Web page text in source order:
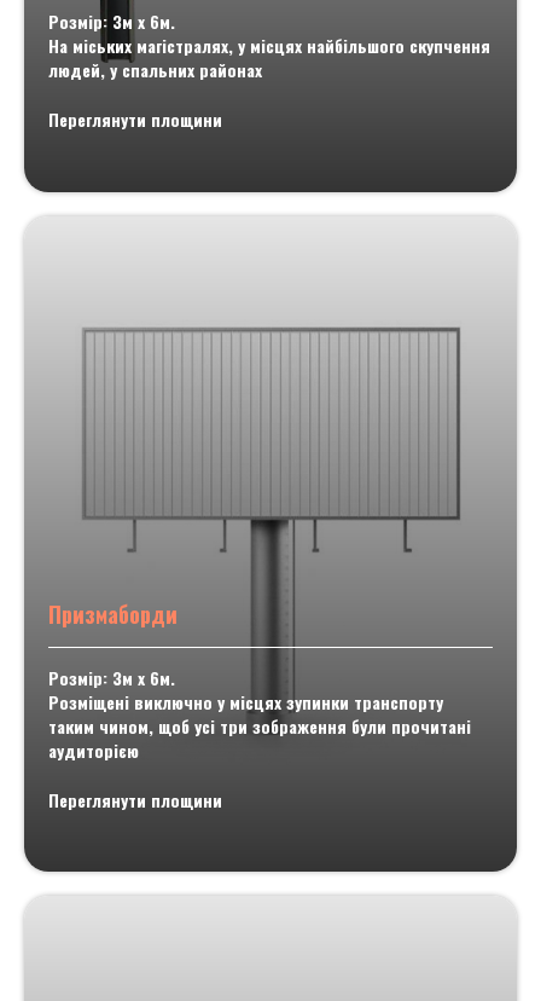
Розмір: 3м х 6м.
На міських магістралях, у місцях найбільшого скупчення
людей, у спальних районах
Переглянути площини
Призмаборди
Розмір: 3м х 6м.
Розміщені виключно у місцях зупинки транспорту
таким чином, щоб усі три зображення були прочитані
аудиторією
Переглянути площини